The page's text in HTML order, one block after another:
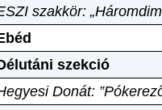
szakkör:
szekció
Donát: